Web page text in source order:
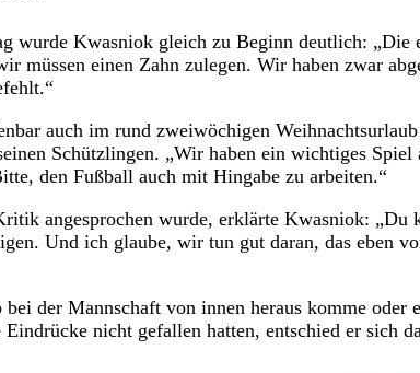
wurde Kwasniok gleich zu Beginn deutlich: „Die
müssen einen Zahn zulegen. Wir haben zwar
auch im rund zweiwöchigen
Schützlingen. „Wir haben ein wichtiges Spiel
den Fußball auch mit Hingabe zu arbeiten.“
angesprochen wurde, erklärte Kwasniok: „Du
Und ich glaube, wir tun gut daran, das eben
der Mannschaft von innen heraus komme oder
nicht gefallen hatten, entschied er sich